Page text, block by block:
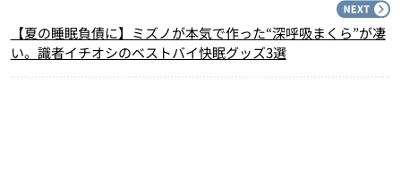
【夏の睡眠負債に】ミズノが本気で作った“深呼吸まくら”が凄
い。識者イチオシのベストバイ快眠グッズ3選